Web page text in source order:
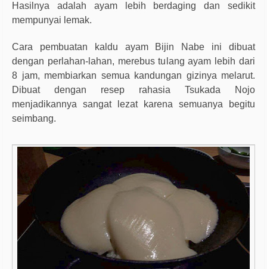
Hasilnya adalah ayam lebih berdaging dan sedikit
mempunyai lemak.
Cara pembuatan kaldu ayam Bijin Nabe ini dibuat
dengan perlahan-lahan, merebus tulang ayam lebih dari
8 jam, membiarkan semua kandungan gizinya melarut.
Dibuat dengan resep rahasia Tsukada Nojo
menjadikannya sangat lezat karena semuanya begitu
seimbang.